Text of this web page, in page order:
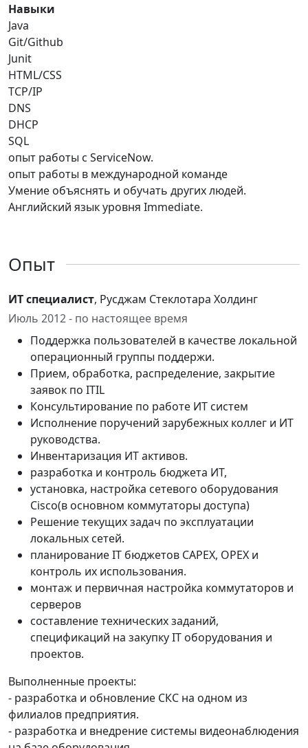
Навыки
Java
Git/Github
Junit
HTML/CSS
TCP/IP
DNS
DHCP
SQL
опыт работы с ServiceNow.
опыт работы в международной команде
Умение объяснять и обучать других людей.
Английский язык уровня Immediate.
Опыт
ИТ специалист, Русджам Стеклотара Холдинг
Июль 2012 - по настоящее время
Поддержка пользователей в качестве локальной
операционный группы поддержи.
Прием, обработка, распределение, закрытие
заявок по ITIL
Консультирование по работе ИТ систем
Исполнение поручений зарубежных коллег и ИТ
руководства.
Инвентаризация ИТ активов.
разработка и контроль бюджета ИТ,
установка, настройка сетевого оборудования
Сisco(в основном коммутаторы доступа)
Решение текущих задач по эксплуатации
локальных сетей.
планирование IT бюджетов CAPEX, OPEX и
контроль их использования.
монтаж и первичная настройка коммутаторов и
серверов
составление технических заданий,
спецификаций на закупку IT оборудования и
проектов.
Выполненные проекты:
- разработка и обновление СКС на одном из
филиалов предприятия.
- разработка и внедрение системы видеонаблюдения